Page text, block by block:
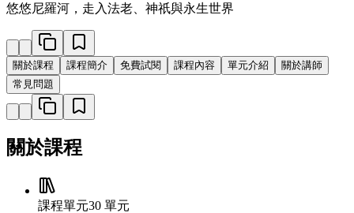
悠悠尼羅河，走入法老、神祇與永生世界
關於課程 課程簡介 免費試閱 課程內容 單元介紹
關於講師
常見問題
關於課程
課程單元30 單元